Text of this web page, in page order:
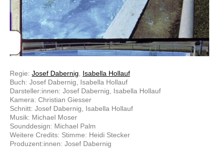
Regie: Josef Dabernig
Isabella Hollauf
Buch: Josef Dabernig, Isabella Hollauf
Darsteller:innen: Josef Dabernig, Isabella Hollauf
Kamera: Christian Giesser
Schnitt: Josef Dabernig, Isabella Hollauf
Musik: Michael Moser
Sounddesign: Michael Palm
Weitere Credits: Stimme: Heidi Stecker
Produzent:innen: Josef Dabernig